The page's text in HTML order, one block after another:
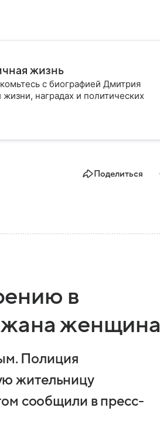
жизнь
с биографией Дмитрия
наградах и политических
Поделиться
в
женщина
Полиция
жительницу
сообщили в пресс-